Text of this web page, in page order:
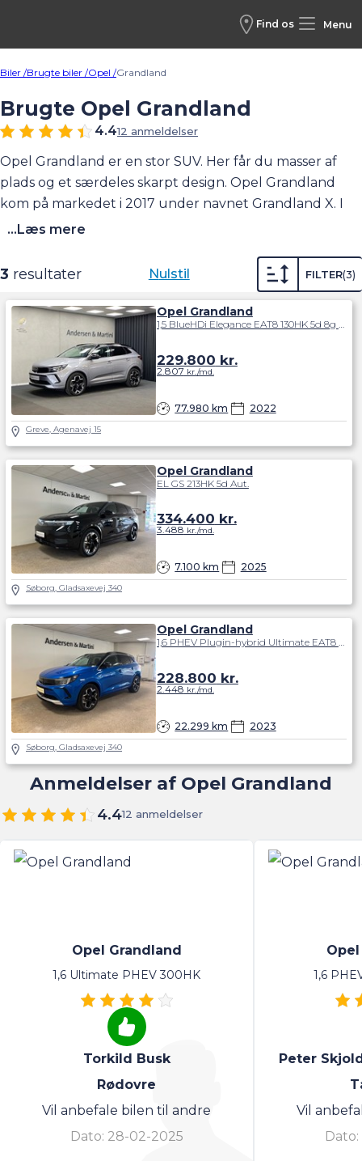
Find os Menu
Biler /Brugte biler /Opel /Grandland
Brugte Opel Grandland
4.412 anmeldelser
Opel Grandland er en stor SUV. Her får du masser af
plads og et særdeles skarpt design. Opel Grandland
kom på markedet i 2017 under navnet Grandland X. I
forbindelse med et større facelift i foråret 2021
med den populære "søstermodel"
Peugeot 3008
. Med
en Opel Grandland får du en strømlinet og velkørende
SUV med masser af udstyr helt fra
indstigningsmodellen. Se vores udvalg af brugte
Grandland nedenfor.
...Læs mere
3 resultater Nulstil FILTER 3
Opel Grandland
1,5 BlueHDi Elegance EAT8 130HK 5d 8g Aut.
77.980 km 2022
229.800 kr.
2.807 kr./md.
Greve, Agenavej 15
Opel Grandland
EL GS 213HK 5d Aut.
7.100 km 2025
334.400 kr.
3.488 kr./md.
Søborg, Gladsaxevej 340
Opel Grandland
1,6 PHEV Plugin-hybrid Ultimate EAT8 225HK 5d 8g Aut.
22.299 km 2023
228.800 kr.
2.448 kr./md.
Søborg, Gladsaxevej 340
Anmeldelser af Opel Grandland
4.412 anmeldelser
Opel Grandland
1,6 Ultimate PHEV 300HK
Torkild Busk
Rødovre
Vil anbefale bilen til andre
Dato: 28-02-2025
1,6
Peter
Vil
Dato: